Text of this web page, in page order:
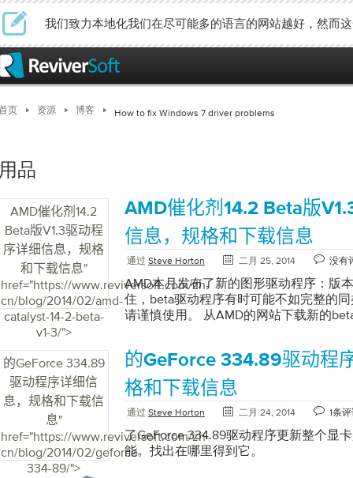
我们致力本地化我们在尽可能多的语言的网站越好，然而
页 资源 博客 How to fix Windows 7 driver problems
品
AMD催化剂14.2
Beta版V1.3驱动程
序详细信息，规格
和下载信息"
href="https://www.reviversoft.com/zh-
cn/blog/2014/02/amd-
catalyst-14-2-beta-
v1-3/">
AMD催化剂14.2 Beta版
信息，规格和下载信息
通过 Steve Horton 二月 25, 2014 没有
AMD本月发布了新的图形驱动程序：版
住，beta驱动程序有时可能不如完整的
请谨慎使用。 从AMD的网站下载新的
他图形的人。如果是，您将需要此更新
的显卡示例，可以看到此次更新带来的
以下是这个新图形驱动程序提供的详细
进。请注意，即使您的应用程序未列出
能和稳定性。 Thief中的性能改进和更好
Battlefield 4的四个GPU DirectX 9中的
Windows XP中）得到了改进修复
应用程序中的崩溃更少什么是司机？ 驱
的GeForce 334.89
驱动程序详细信
息，规格和下载信
息"
href="https://www.reviversoft.com/zh-
cn/blog/2014/02/geforce-
334-89/">
的GeForce 334.89驱动程
格和下载信息
通过 Steve Horton 二月 24, 2014 1条
了GeForce 334.89驱动程序更新整个显
能。找出在哪里得到它。